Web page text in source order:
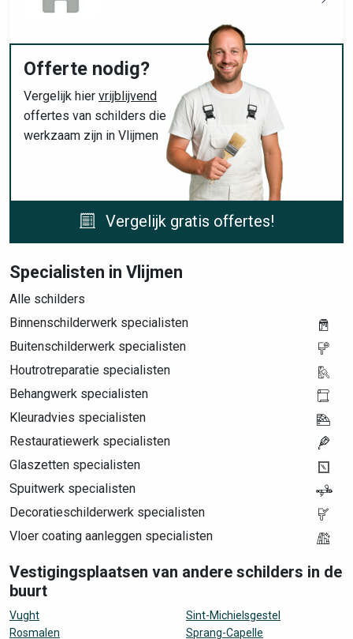
Offerte nodig?
Vergelijk hier vrijblijvend
offertes van schilders die
werkzaam zijn in Vlijmen
Vergelijk gratis offertes!
Specialisten in Vlijmen
Alle schilders
Binnenschilderwerk specialisten
Buitenschilderwerk specialisten
Houtrotreparatie specialisten
Behangwerk specialisten
Kleuradvies specialisten
Restauratiewerk specialisten
Glaszetten specialisten
Spuitwerk specialisten
Decoratieschilderwerk specialisten
Vloer coating aanleggen specialisten
Vestigingsplaatsen van andere schilders in de
buurt
Vught
Rosmalen
Sint-Michielsgestel
Sprang-Capelle